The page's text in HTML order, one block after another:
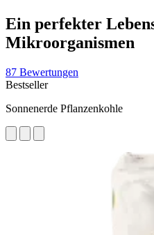
Ein perfekter
Mikroorganismen
87 Bewertungen
Bestseller
Sonnenerde Pflanzenkohle